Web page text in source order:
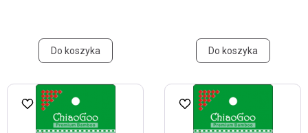
Do koszyka Do koszyka